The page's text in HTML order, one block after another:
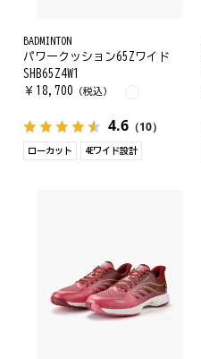
BADMINTON
パワークッション65Zワイド
SHB65Z4W1
￥ 18,700 （税込）
4.6 （10）
ローカット 4Eワイド設計